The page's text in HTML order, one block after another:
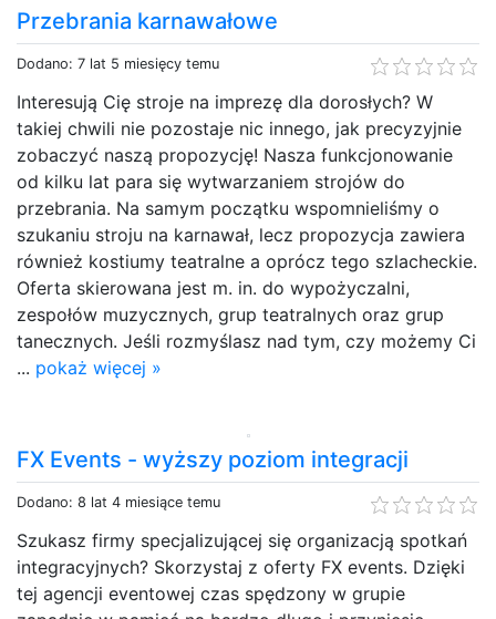
Przebrania karnawałowe
Dodano: 7 lat 5 miesięcy temu
Interesują Cię stroje na imprezę dla dorosłych? W
takiej chwili nie pozostaje nic innego, jak precyzyjnie
zobaczyć naszą propozycję! Nasza funkcjonowanie
od kilku lat para się wytwarzaniem strojów do
przebrania. Na samym początku wspomnieliśmy o
szukaniu stroju na karnawał, lecz propozycja zawiera
również kostiumy teatralne a oprócz tego szlacheckie.
Oferta skierowana jest m. in. do wypożyczalni,
zespołów muzycznych, grup teatralnych oraz grup
tanecznych. Jeśli rozmyślasz nad tym, czy możemy Ci
... pokaż więcej »
FX Events - wyższy poziom integracji
Dodano: 8 lat 4 miesiące temu
Szukasz firmy specjalizującej się organizacją spotkań
integracyjnych? Skorzystaj z oferty FX events. Dzięki
tej agencji eventowej czas spędzony w grupie